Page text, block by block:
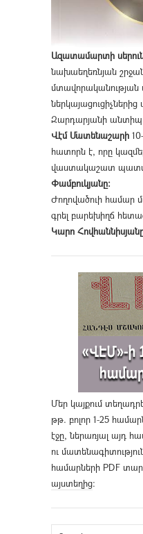
Ազատամարտի
նախաեղեռնյան
ներկայացուցիչներից
Զարդարյանի անտիպ
Վէմ Մատենաշարի
հատորն է, որը
վաստակաշատ
Փամբուկյանը։
Ժողովածուի համար
գրել բարեխիղճ
Կարո
Մեր կայքում
թթ. բոլոր 1-25
էջը, ներառյալ այդ
ու
համարների PDF
այստեղից։
Search